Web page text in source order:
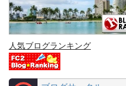
人気ブログランキング